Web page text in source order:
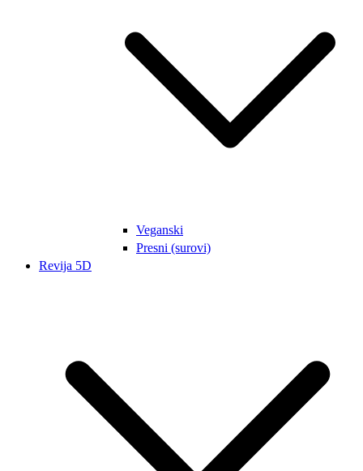
Veganski
Presni (surovi)
Revija 5D